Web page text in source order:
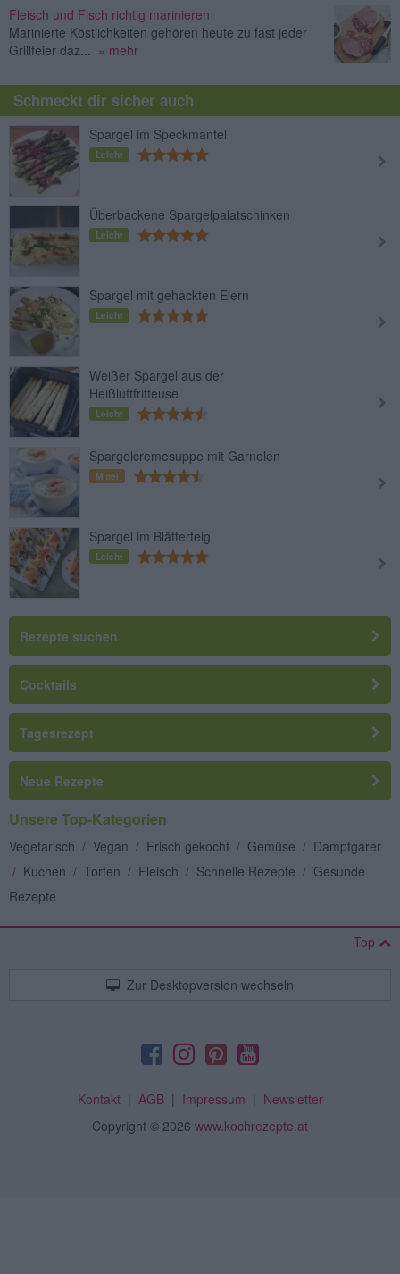
Fleisch und Fisch richtig marinieren
Marinierte Köstlichkeiten gehören heute zu fast jeder
Grillfeier daz...
» mehr
Schmeckt dir sicher auch
Spargel im Speckmantel
Leicht
Überbackene Spargelpalatschinken
Leicht
Spargel mit gehackten Eiern
Leicht
Weißer Spargel aus der
Heißluftfritteuse
Leicht
Spargelcremesuppe mit Garnelen
Mittel
Spargel im Blätterteig
Leicht
Rezepte suchen
Cocktails
Tagesrezept
Neue Rezepte
Unsere Top-Kategorien
Vegetarisch / Vegan / Frisch gekocht / Gemüse / Dampfgarer
/ Kuchen / Torten / Fleisch / Schnelle Rezepte / Gesunde
Rezepte
Top
Zur Desktopversion wechseln
Kontakt| AGB| Impressum | Newsletter
Copyright © 2026 www.kochrezepte.at